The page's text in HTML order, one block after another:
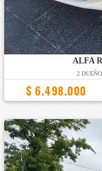
ALFA
2
$ 6.498.000